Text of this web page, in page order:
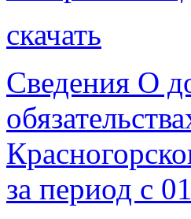
скачать
Сведения О
за период с